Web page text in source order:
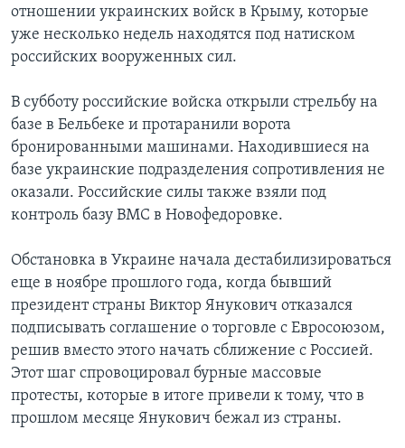
отношении украинских войск в Крыму, которые
уже несколько недель находятся под натиском
российских вооруженных сил.
В субботу российские войска открыли стрельбу на
базе в Бельбеке и протаранили ворота
бронированными машинами. Находившиеся на
базе украинские подразделения сопротивления не
оказали. Российские силы также взяли под
контроль базу ВМС в Новофедоровке.
Обстановка в Украине начала дестабилизироваться
еще в ноябре прошлого года, когда бывший
президент страны Виктор Янукович отказался
подписывать соглашение о торговле с Евросоюзом,
решив вместо этого начать сближение с Россией.
Этот шаг спровоцировал бурные массовые
протесты, которые в итоге привели к тому, что в
прошлом месяце Янукович бежал из страны.